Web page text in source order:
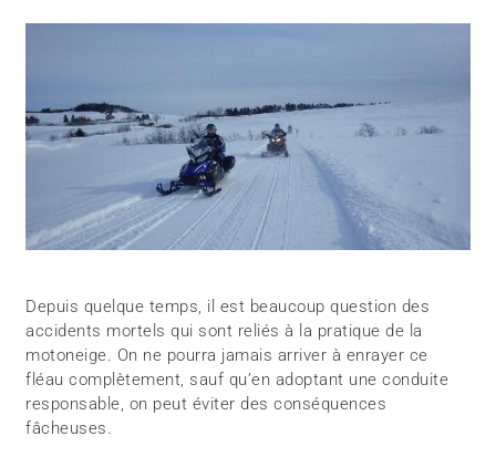
Depuis quelque temps, il est beaucoup question des
accidents mortels qui sont reliés à la pratique de la
motoneige. On ne pourra jamais arriver à enrayer ce
fléau complètement, sauf qu’en adoptant une conduite
responsable, on peut éviter des conséquences
fâcheuses.